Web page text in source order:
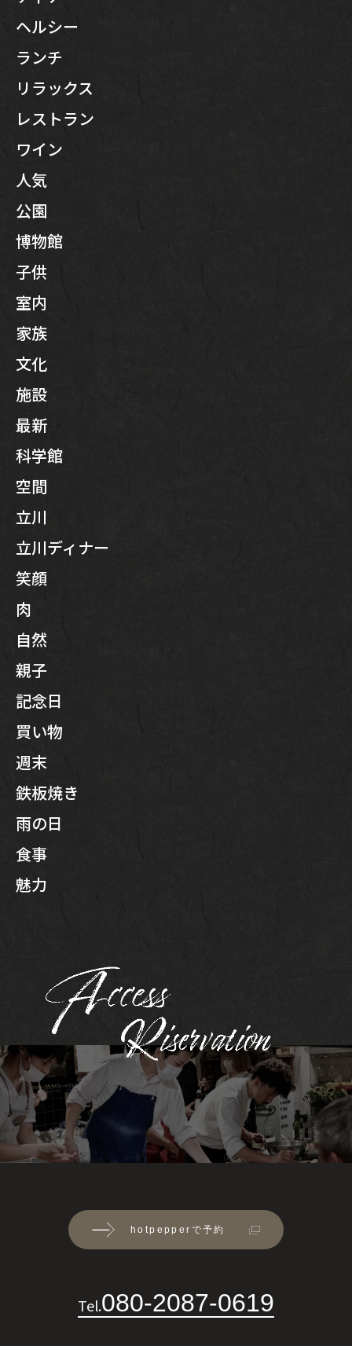
CONCEPT
PICK UP WINE
MENU
SNS
NEWS
ヘルシー
ランチ
リラックス
レストラン
ワイン
人気
公園
博物館
子供
室内
家族
文化
施設
最新
科学館
空間
立川
立川ディナー
笑顔
肉
自然
親子
記念日
買い物
週末
鉄板焼き
雨の日
食事
魅力
hotpepperで予約
Tel.080-2087-0619